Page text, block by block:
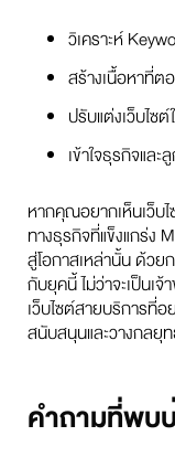
วิเคราะห์
สร้างเนื้อหาที่ต
ปรับแต่งเว็บไซ
เข้าใจธุรกิจแล
หากคุณอยากเห็นเว็บ
ทางธุรกิจที่แข็งแกร่ง
สู่โอกาสเหล่านั้น ด้วย
กับยุคนี้ ไม่ว่าจะเป็นเ
เว็บไซต์สายบริการที่
สนับสนุนและวางกลยุ
คำถามที่พบ